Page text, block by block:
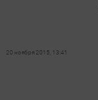
20 ноября 2015, 13:41